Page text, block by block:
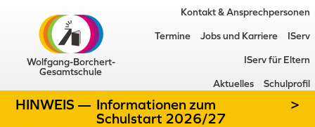
Wolfgang-Borchert-
Gesamtschule
Kontakt & Ansprechpersonen
Termine Jobs und Karriere IServ
IServ für Eltern
Aktuelles Schulprofil
HINWEIS — Informationen zum
Schulstart 2026/27
>